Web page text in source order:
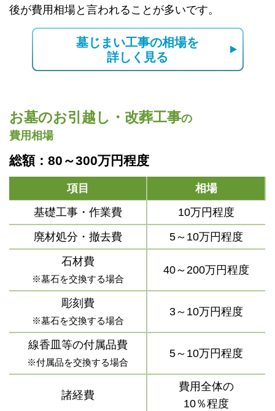
後が費用相場と言われることが多いです。
墓じまい工事の相場を
詳しく見る
お墓のお引越し・改葬工事の
費用相場
総額：80～300万円程度
項目
相場
基礎工事・作業費
10万円程度
廃材処分・撤去費
5～10万円程度
石材費
※墓石を交換する場合
40～200万円程度
彫刻費
※墓石を交換する場合
3～10万円程度
線香皿等の付属品費
※付属品を交換する場合
5～10万円程度
諸経費
費用全体の
10％程度